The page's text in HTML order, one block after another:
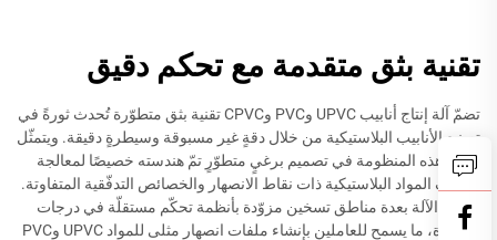
تقنية بثق متقدمة مع تحكم دقيق
تضمّ آلة إنتاج أنابيب UPVC وPVC وCPVC تقنية بثق متطوّرة تُحدث ثورةً في
تصنيع الأنابيب البلاستيكية من خلال دقةٍ غير مسبوقة وسيطرةٍ دقيقة. ويتمثّل
جوهر هذه المنظومة في تصميم برغيٍ متطوّرٍ تمّ هندسته خصيصًا لمعالجة
مختلف المواد البلاستيكية ذات نقاط الانصهار والخصائص التدفّقية المتفاوتة.
وتتميّز الآلة بعدة مناطق تسخين مزوّدة بأنظمة تحكّم مستقلّة في درجات
الحرارة، ما يسمح للعاملين بإنشاء ملفات انصهار مثلى للمواد UPVC وPVC